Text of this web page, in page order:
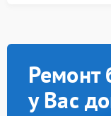
Ремонт
у Вас